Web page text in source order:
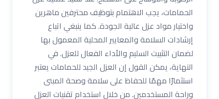
الحمامات، يجب الاهتمام بتوظيف محترفين ماهرين
واختيار مواد عزل عالية الجودة. كما ينبغي اتباع
إرشادات السلامة والمعايير المحلية المعمول بها
لضمان التثبيت السليم والأداء الفعال للعزل. في
النهاية، يمكن القول إن العزل الجيد للحمامات يعتبر
استثمارًا مهمًا للحفاظ على سلامة وصحة المبنى
وراحة المستخدمين. من خلال استخدام تقنيات العزل